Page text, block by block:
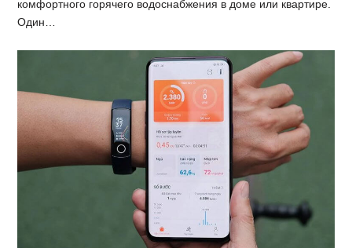
комфортного горячего водоснабжения в доме или квартире.
Один…